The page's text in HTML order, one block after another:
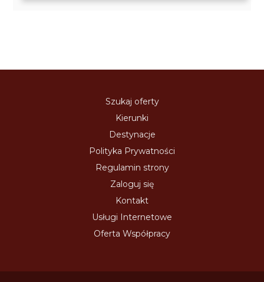
Szukaj oferty
Kierunki
Destynacje
Polityka Prywatności
Regulamin strony
Zaloguj się
Kontakt
Usługi Internetowe
Oferta Współpracy